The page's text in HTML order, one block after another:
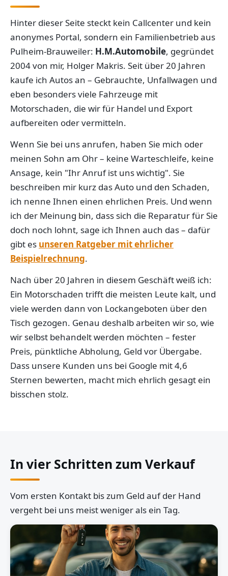
Hinter dieser Seite steckt kein Callcenter und kein
anonymes Portal, sondern ein Familienbetrieb aus
Pulheim-Brauweiler: H.M.Automobile, gegründet
2004 von mir, Holger Makris. Seit über 20 Jahren
kaufe ich Autos an – Gebrauchte, Unfallwagen und
eben besonders viele Fahrzeuge mit
Motorschaden, die wir für Handel und Export
aufbereiten oder vermitteln.
Wenn Sie bei uns anrufen, haben Sie mich oder
meinen Sohn am Ohr – keine Warteschleife, keine
Ansage, kein "Ihr Anruf ist uns wichtig". Sie
beschreiben mir kurz das Auto und den Schaden,
ich nenne Ihnen einen ehrlichen Preis. Und wenn
ich der Meinung bin, dass sich die Reparatur für Sie
doch noch lohnt, sage ich Ihnen auch das – dafür
gibt es unseren Ratgeber mit ehrlicher
Beispielrechnung.
Nach über 20 Jahren in diesem Geschäft weiß ich:
Ein Motorschaden trifft die meisten Leute kalt, und
viele werden dann von Lockangeboten über den
Tisch gezogen. Genau deshalb arbeiten wir so, wie
wir selbst behandelt werden möchten – fester
Preis, pünktliche Abholung, Geld vor Übergabe.
Dass unsere Kunden uns bei Google mit 4,6
Sternen bewerten, macht mich ehrlich gesagt ein
bisschen stolz.
In vier Schritten zum Verkauf
Vom ersten Kontakt bis zum Geld auf der Hand
vergeht bei uns meist weniger als ein Tag.